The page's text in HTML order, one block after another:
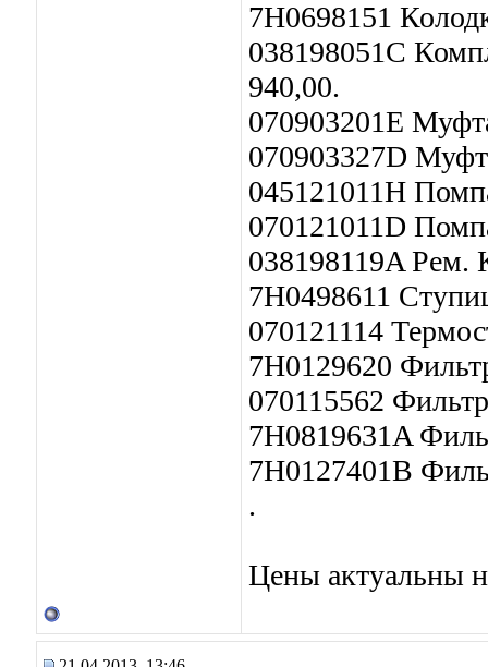
7H0698151
038198051C
940,00.
070903201E
070903327D
045121011H
070121011D
038198119A Рем.
7H0498611
070121114
7H0129620
070115562
7H0819631A
7H0127401B
.
Цены актуальны